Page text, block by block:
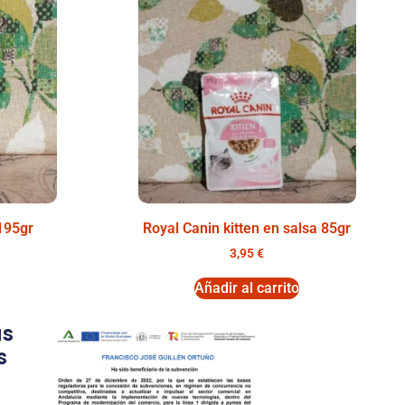
Royal Canin kitten en salsa 85gr
3,95€
Añadir al carrito